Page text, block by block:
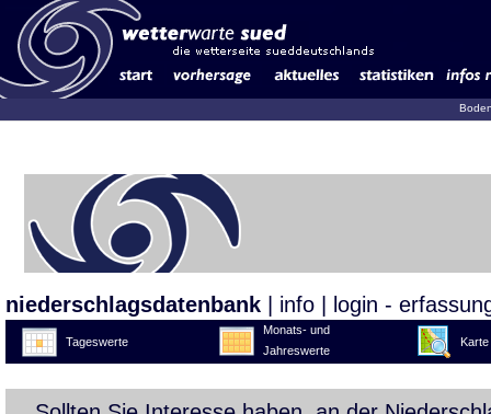
niederschlagsdatenbank info login -
Tageswerte
Monats- und
Jahreswerte
Karte